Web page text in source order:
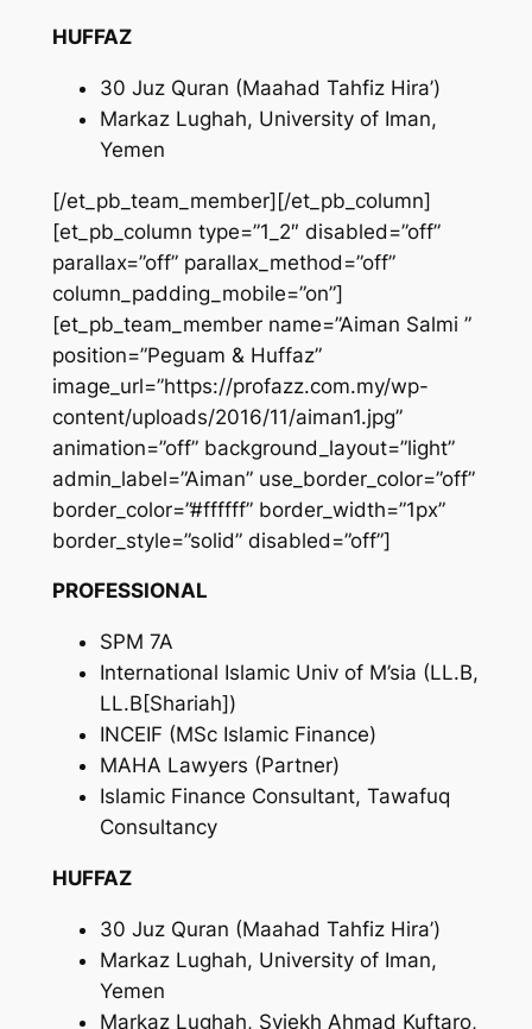
HUFFAZ
30 Juz Quran (Maahad Tahfiz Hira’)
Markaz Lughah, University of Iman,
Yemen
[/et_pb_team_member][/et_pb_column]
[et_pb_column type=”1_2″ disabled=”off”
parallax=”off” parallax_method=”off”
column_padding_mobile=”on”]
[et_pb_team_member name=”Aiman Salmi ”
position=”Peguam & Huffaz”
image_url=”https://profazz.com.my/wp-
content/uploads/2016/11/aiman1.jpg”
animation=”off” background_layout=”light”
admin_label=”Aiman” use_border_color=”off”
border_color=”#ffffff” border_width=”1px”
border_style=”solid” disabled=”off”]
PROFESSIONAL
SPM 7A
International Islamic Univ of M’sia (LL.B,
LL.B[Shariah])
INCEIF (MSc Islamic Finance)
MAHA Lawyers (Partner)
Islamic Finance Consultant, Tawafuq
Consultancy
HUFFAZ
30 Juz Quran (Maahad Tahfiz Hira’)
Markaz Lughah, University of Iman,
Yemen
Markaz Lughah, Syiekh Ahmad Kuftaro,